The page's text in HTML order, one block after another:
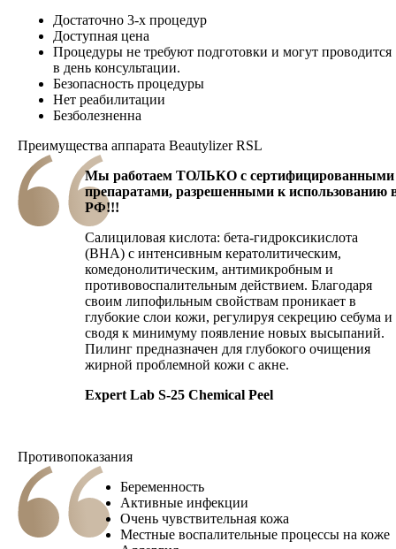
Достаточно 3-х процедур
Доступная цена
Процедуры не требуют подготовки и могут проводится
в день консультации.
Безопасность процедуры
Нет реабилитации
Безболезненна
Преимущества аппарата Beautylizer RSL
Мы работаем ТОЛЬКО с сертифицированными
препаратами, разрешенными к использованию
РФ!!!
Салициловая кислота: бета-гидроксикислота
(BHA) с интенсивным кератолитическим,
комедонолитическим, антимикробным и
противовоспалительным действием. Благодаря
своим липофильным свойствам проникает в
глубокие слои кожи, регулируя секрецию себума и
сводя к минимуму появление новых высыпаний.
Пилинг предназначен для глубокого очищения
жирной проблемной кожи с акне.
Expert Lab S-25 Chemical Peel
Противопоказания
Беременность
Активные инфекции
Очень чувствительная кожа
Местные воспалительные процессы на коже